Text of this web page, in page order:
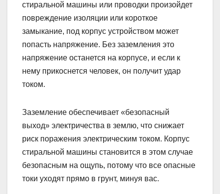
стиральной машины или проводки произойдет
повреждение изоляции или короткое
замыкание, под корпус устройством может
попасть напряжение. Без заземления это
напряжение останется на корпусе, и если к
нему прикоснется человек, он получит удар
током.
Заземление обеспечивает «безопасный
выход» электричества в землю, что снижает
риск поражения электрическим током. Корпус
стиральной машины становится в этом случае
безопасным на ощупь, потому что все опасные
токи уходят прямо в грунт, минуя вас.